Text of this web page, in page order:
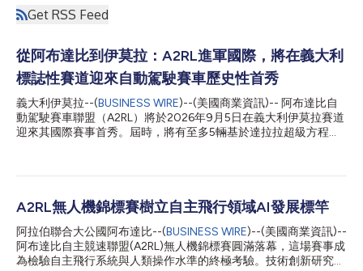
Get RSS Feed
從阿布達比到伊莫拉：A2RL進軍國際，將在義大利
標誌性賽道迎來自動駕駛賽車歷史性首秀
義大利伊莫拉--(BUSINESS WIRE)--(美國商業資訊)-- 阿布達比自
動駕駛賽車聯盟（A2RL）將於2026年9月5日在義大利伊莫拉賽道
迎來其國際賽事首秀。屆時，將有至多5輛基於達拉拉超級方程式
ASPIRE主辦，已迅速從一個在極端賽事條件下進行人工智慧大膽公
斯碼頭賽道上的兩個突破性賽季後，即將到來的伊莫拉站比賽標誌
際首秀，之後該賽事將於2026年賽季結束重返阿聯首都阿布達
比。 衛冕A2RL冠軍的德國TUM車隊將與義大利Unimore Racing車
隊和PoliMOVE車隊一同在伊莫拉賽道上展開角逐，他們皆憑藉
A2RL無人機錦標賽樹立自主飛行領域AI發展標竿
阿拉伯聯合大公國阿布達比--(BUSINESS WIRE)--(美國商業資訊)--
阿布達比自主競速聯盟(A2RL)無人機錦標賽圓滿落幕，這場賽事成
為檢驗自主飛行系統與人類操作水準的終極考驗。技術創新研究所